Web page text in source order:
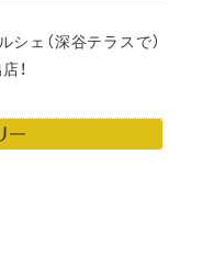
シェ（深谷テラスで）
！
ー